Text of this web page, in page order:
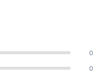
0
0